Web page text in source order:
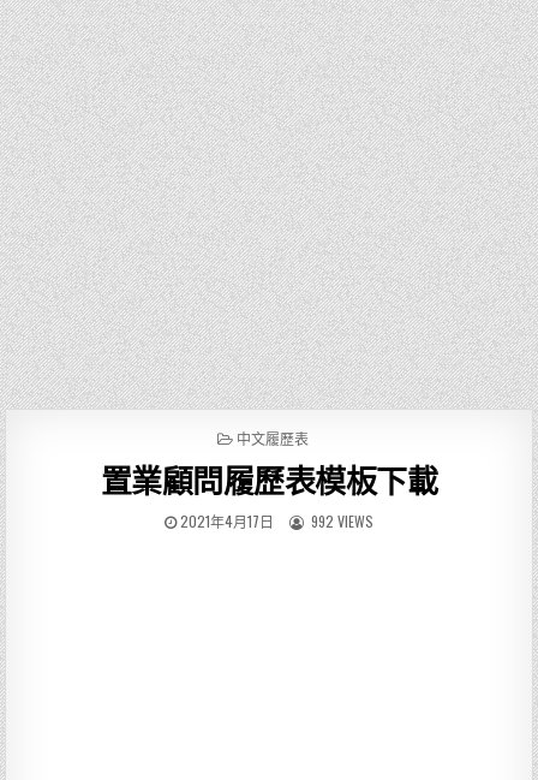
P
S
T
E
中文履歷表
置業顧問履歷表模板下載
2021年4月17日 992 VIEWS